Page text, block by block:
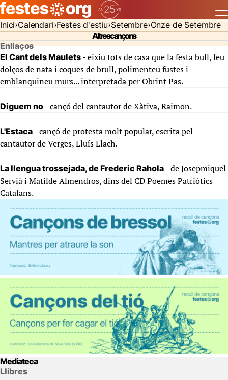
Inici Calendari Festes d'estiu Setembre Onze de Setembre
Altres cançons
Enllaços
El Cant dels Maulets - eixiu tots de casa que la festa bull, feu
dolços de nata i coques de brull, polimenteu fustes i
emblanquineu murs... interpretada per Obrint Pas.
Diguem no - cançó del cantautor de Xàtiva, Raimon.
L'Estaca - cançó de protesta molt popular, escrita pel
cantautor de Verges, Lluís Llach.
La llengua trossejada, de Frederic Rahola - de Josepmiquel
Servià i Matilde Almendros, dins del CD Poemes Patriòtics
Catalans.
Mediateca
Llibres